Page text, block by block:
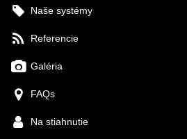
Naše systémy
Referencie
Galéria
FAQs
Na stiahnutie